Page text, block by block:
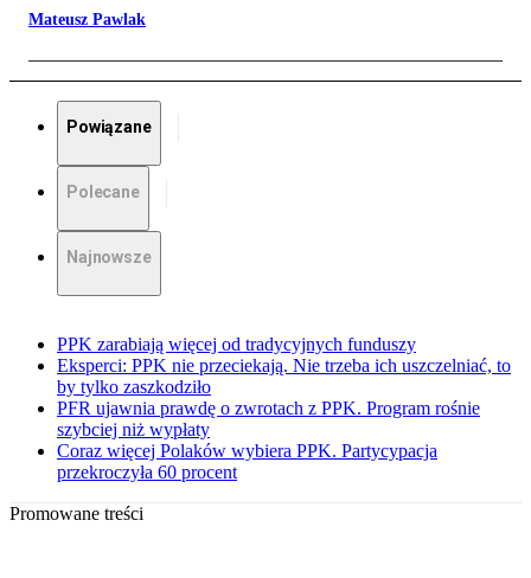
Mateusz Pawlak
Powiązane
Polecane
Najnowsze
PPK zarabiają więcej od tradycyjnych funduszy
Eksperci: PPK nie przeciekają. Nie trzeba ich uszczelniać, to
by tylko zaszkodziło
PFR ujawnia prawdę o zwrotach z PPK. Program rośnie
szybciej niż wypłaty
Coraz więcej Polaków wybiera PPK. Partycypacja
przekroczyła 60 procent
Promowane treści